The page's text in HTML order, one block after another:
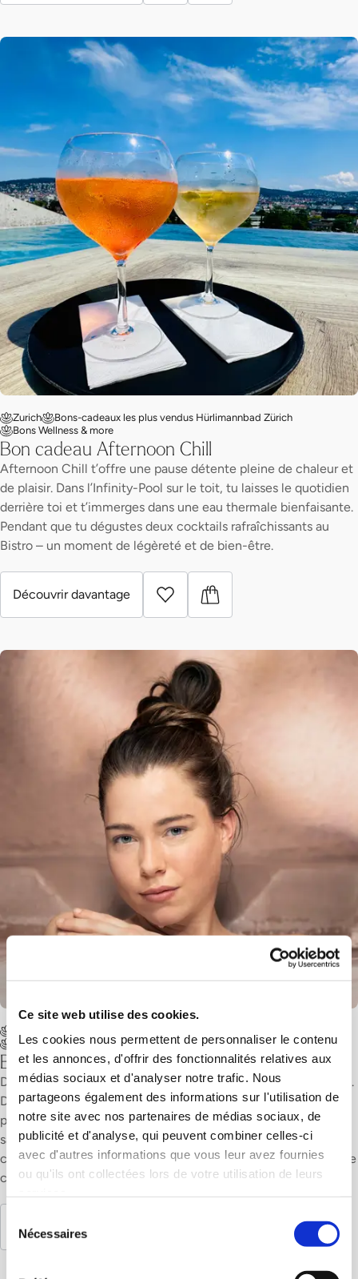
Ce site web utilise des cookies.
Les cookies nous permettent de personnaliser le contenu
et les annonces, d'offrir des fonctionnalités relatives aux
médias sociaux et d'analyser notre trafic. Nous
partageons également des informations sur l'utilisation de
notre site avec nos partenaires de médias sociaux, de
publicité et d'analyse, qui peuvent combiner celles-ci
avec d'autres informations que vous leur avez fournies
ou qu'ils ont collectées lors de votre utilisation de leurs
Nécessaires
Zurich
Bons-cadeaux les plus vendus Hürlimannbad Zürich
Bons Wellness & more
Bon cadeau Afternoon Chill
Afternoon Chill t’offre une pause détente pleine de chaleur et
de plaisir. Dans l’Infinity-Pool sur le toit, tu laisses le quotidien
derrière toi et t’immerges dans une eau thermale bienfaisante.
Pendant que tu dégustes deux cocktails rafraîchissants au
Bistro – un moment de légèreté et de bien-être.
Découvrir davantage
Bons cadeaux hammam forfaits rituels
Bon cadeau Day Spa Salt & Soap
Day Spa Salt & Soap allie nettoyage, soin et profonde détente.
Découvrez le rituel du hammam avec chaleur et vapeur,
profitez d'un Massage Hammam traditionnel à la mousse de
savon bienfaisant ainsi qu'un bain vivifiant aux sels marins. En
cadeau, repartez avec une huile nourrissante – une expérience
complète pour le corps et l'esprit.
Découvrir davantage